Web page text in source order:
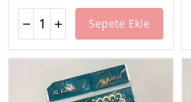
Sepete Ekle